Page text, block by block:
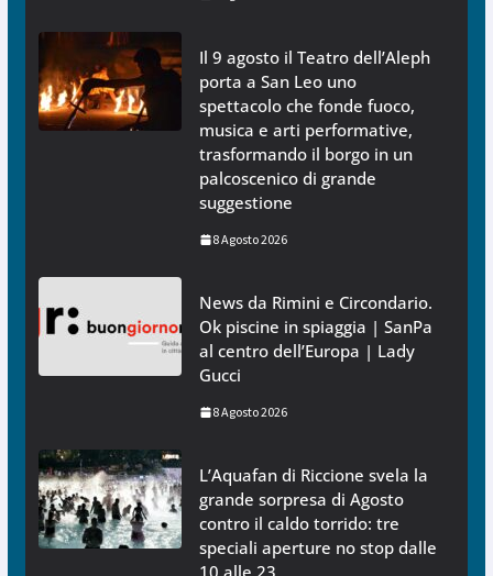
Il 9 agosto il Teatro dell’Aleph
porta a San Leo uno
spettacolo che fonde fuoco,
musica e arti performative,
trasformando il borgo in un
palcoscenico di grande
suggestione
8 Agosto 2026
News da Rimini e Circondario.
Ok piscine in spiaggia | SanPa
al centro dell’Europa | Lady
Gucci
8 Agosto 2026
L’Aquafan di Riccione svela la
grande sorpresa di Agosto
contro il caldo torrido: tre
speciali aperture no stop dalle